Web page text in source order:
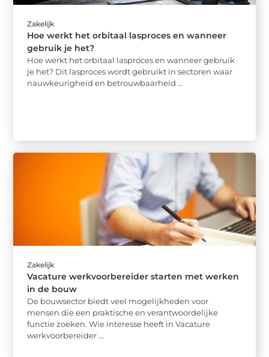
Zakelijk
Hoe werkt het orbitaal lasproces en wanneer
gebruik je het?
Hoe werkt het orbitaal lasproces en wanneer gebruik
je het? Dit lasproces wordt gebruikt in sectoren waar
nauwkeurigheid en betrouwbaarheid ...
Zakelijk
Vacature werkvoorbereider starten met werken
in de bouw
De bouwsector biedt veel mogelijkheden voor
mensen die een praktische en verantwoordelijke
functie zoeken. Wie interesse heeft in Vacature
werkvoorbereider ...